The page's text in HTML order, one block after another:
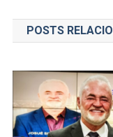
de
Post
POSTS